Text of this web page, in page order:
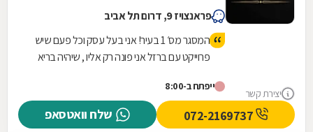
יצירת קשר
פראנצויז 9, דרום תל אביב
המסגר מס׳ 1 בעיר! אני בעל עסק וכל פעם שיש
פרוייקט עם ברזל אני פונה רק אליו , שיהיה בריא
שלוקחת לאחרים הרבה זמן אצלו קיבלתי
במהירות והכל במחיר טוב ששווה לעבודה
שנעשית תודה ובהצלחה חבר
ייפתח ב-8:00
שלח וואטסאפ